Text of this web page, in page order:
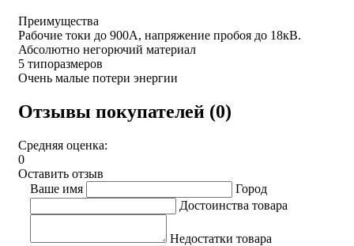
Преимущества
Рабочие токи до 900А, напряжение пробоя до 18кВ.
Абсолютно негорючий материал
5 типоразмеров
Очень малые потери энергии
Отзывы покупателей (0)
Средняя оценка:
0
Оставить отзыв
Ваше имя
Город
Достоинства товара
Недостатки товара